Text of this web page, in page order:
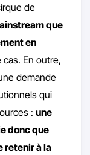
de
que
en
cas. En outre,
demande
qui
: une
donc que
retenir à la